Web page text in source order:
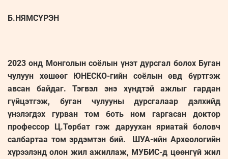
Б.НЯМСҮРЭН
2023 онд Монголын соёлын үнэт дурсгал болох Буган
чулуун хөшөөг ЮНЕСКО-гийн соёлын өвд бүртгэж
авсан байдаг. Тэгвэл энэ хүндтэй ажлыг гардан
гүйцэтгэж, буган чулууны дурсгалаар дэлхийд
үнэлэгдэх гурван том боть ном гаргасан доктор
профессор Ц.Төрбат гэж даруухан яриатай боловч
салбартаа том эрдэмтэн бий. ШУА-ийн Археологийн
хүрээлэнд олон жил ажиллаж, МУБИС-д цөөнгүй жил